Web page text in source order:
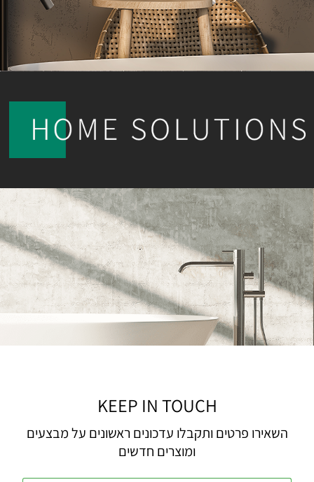
KEEP IN TOUCH
השאירו פרטים ותקבלו עדכונים ראשונים על מבצעים
ומוצרים חדשים